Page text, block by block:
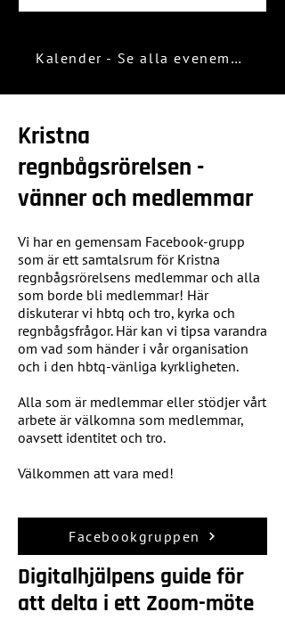
Kalender - Se alla evenemang
Kristna
regnbågsrörelsen -
vänner och medlemmar
Vi har en gemensam Facebook-grupp
som är ett samtalsrum för Kristna
regnbågsrörelsens medlemmar och alla
som borde bli medlemmar! Här
diskuterar vi hbtq och tro, kyrka och
regnbågsfrågor. Här kan vi tipsa varandra
om vad som händer i vår organisation
och i den hbtq-vänliga kyrkligheten.
Alla som är medlemmar eller stödjer vårt
arbete är välkomna som medlemmar,
oavsett identitet och tro.
Välkommen att vara med!
Facebookgruppen
Digitalhjälpens guide för
att delta i ett Zoom-möte